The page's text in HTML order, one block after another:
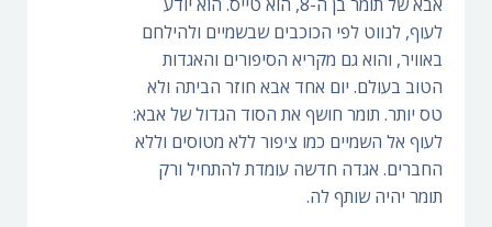
לעוף, לנווט לפי הכוכבים שבשמיים ולהילחם
באוויר, והוא גם מקריא הסיפורים והאגדות
הטוב בעולם. יום אחד אבא חוזר הביתה ולא
טס יותר. תומר חושף את הסוד הגדול של אבא:
לעוף אל השמיים כמו ציפור ללא מטוסים וללא
החברים. אגדה חדשה עומדת להתחיל ורק
תומר יהיה שותף לה.